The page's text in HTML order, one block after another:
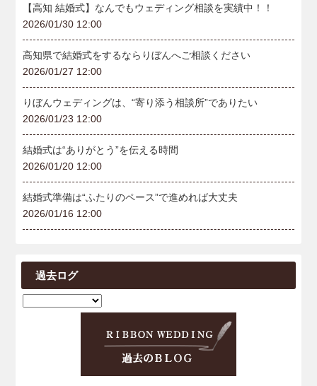
【高知 結婚式】なんでもウェディング相談を実績中！！
2026/01/30 12:00
高知県で結婚式をするならりぼんへご相談ください
2026/01/27 12:00
りぼんウェディングは、“寄り添う相談所”でありたい
2026/01/23 12:00
結婚式は“ありがとう”を伝える時間
2026/01/20 12:00
結婚式準備は“ふたりのペース”で進めれば大丈夫
2026/01/16 12:00
過去ログ